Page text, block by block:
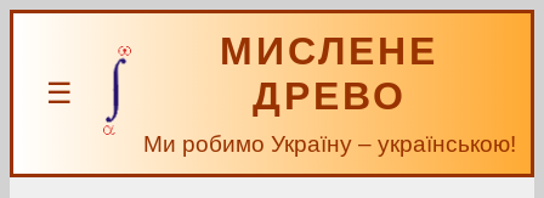
☰
МИСЛЕНЕ
ДРЕВО
Ми робимо Україну – українською!